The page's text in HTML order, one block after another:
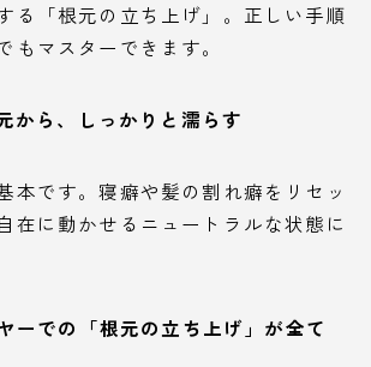
る「根元の立ち上げ」。正しい手順
もマスターできます。
から、しっかりと濡らす
本です。寝癖や髪の割れ癖をリセッ
在に動かせるニュートラルな状態に
ーでの「根元の立ち上げ」が全て